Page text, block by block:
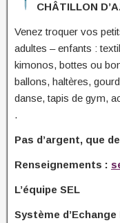
CHÂTILLON
Venez troquer vos
adultes – enfants :
kimonos, bottes ou
ballons, haltères,
danse, tapis de gym,
.
Pas d’argent, que
Renseignements :
L’équipe SEL
Système